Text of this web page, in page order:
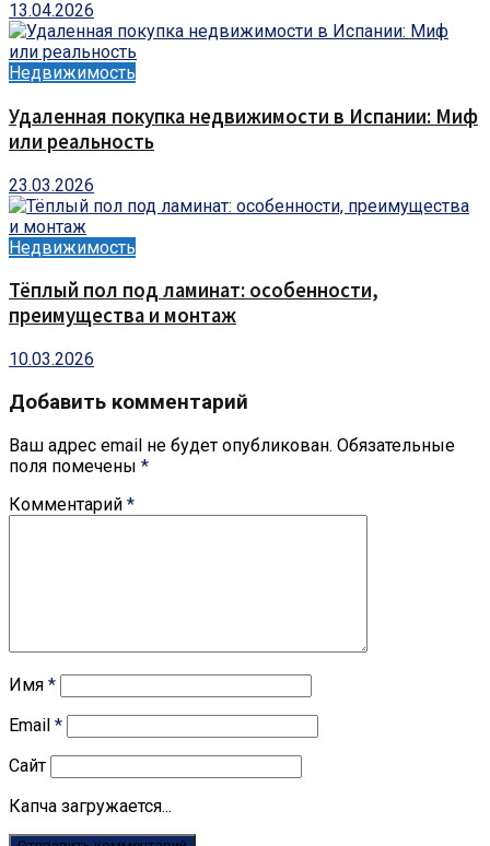
13.04.2026
Недвижимость
Удаленная покупка недвижимости в Испании: Миф
или реальность
23.03.2026
Недвижимость
Тёплый пол под ламинат: особенности,
преимущества и монтаж
10.03.2026
Добавить комментарий
Ваш адрес email не будет опубликован. Обязательные
поля помечены *
Комментарий *
Имя *
Email *
Сайт
Капча загружается...